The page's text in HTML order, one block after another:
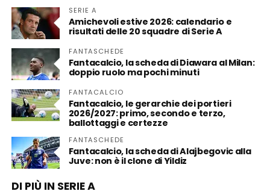
SERIE A
Amichevoli estive 2026: calendario e
risultati delle 20 squadre di Serie A
FANTASCHEDE
Fantacalcio, la scheda di Diawara al Milan:
doppio ruolo ma pochi minuti
FANTACALCIO
Fantacalcio, le gerarchie dei portieri
2026/2027: primo, secondo e terzo,
ballottaggi e certezze
FANTASCHEDE
Fantacalcio, la scheda di Alajbegovic alla
Juve: non è il clone di Yildiz
DI PIÙ IN SERIE A